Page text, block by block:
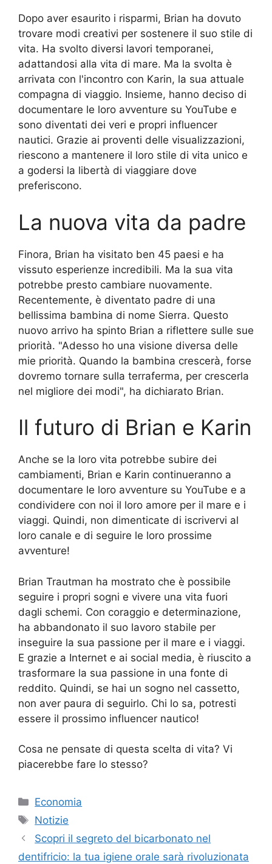
Dopo aver esaurito i risparmi, Brian ha dovuto
trovare modi creativi per sostenere il suo stile di
vita. Ha svolto diversi lavori temporanei,
adattandosi alla vita di mare. Ma la svolta è
arrivata con l'incontro con Karin, la sua attuale
compagna di viaggio. Insieme, hanno deciso di
documentare le loro avventure su YouTube e
sono diventati dei veri e propri influencer
nautici. Grazie ai proventi delle visualizzazioni,
riescono a mantenere il loro stile di vita unico e
a godersi la libertà di viaggiare dove
preferiscono.
La nuova vita da padre
Finora, Brian ha visitato ben 45 paesi e ha
vissuto esperienze incredibili. Ma la sua vita
potrebbe presto cambiare nuovamente.
Recentemente, è diventato padre di una
bellissima bambina di nome Sierra. Questo
nuovo arrivo ha spinto Brian a riflettere sulle sue
priorità. "Adesso ho una visione diversa delle
mie priorità. Quando la bambina crescerà, forse
dovremo tornare sulla terraferma, per crescerla
nel migliore dei modi", ha dichiarato Brian.
Il futuro di Brian e Karin
Anche se la loro vita potrebbe subire dei
cambiamenti, Brian e Karin continueranno a
documentare le loro avventure su YouTube e a
condividere con noi il loro amore per il mare e i
viaggi. Quindi, non dimenticate di iscrivervi al
loro canale e di seguire le loro prossime
avventure!
Brian Trautman ha mostrato che è possibile
seguire i propri sogni e vivere una vita fuori
dagli schemi. Con coraggio e determinazione,
ha abbandonato il suo lavoro stabile per
inseguire la sua passione per il mare e i viaggi.
E grazie a Internet e ai social media, è riuscito a
trasformare la sua passione in una fonte di
reddito. Quindi, se hai un sogno nel cassetto,
non aver paura di seguirlo. Chi lo sa, potresti
essere il prossimo influencer nautico!
Cosa ne pensate di questa scelta di vita? Vi
piacerebbe fare lo stesso?
Categorie
Economia
Tag
Notizie
Scopri il segreto del bicarbonato nel
dentifricio: la tua igiene orale sarà rivoluzionata